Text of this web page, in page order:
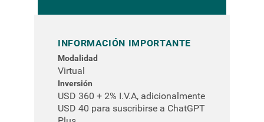
INFORMACIÓN IMPORTANTE
Modalidad
Virtual
Inversión
USD 360 + 2% I.V.A, adicionalmente
USD 40 para suscribirse a ChatGPT